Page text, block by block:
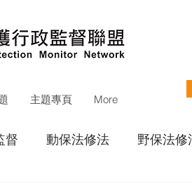
主題專頁 More
督 動保法修法 野保法修